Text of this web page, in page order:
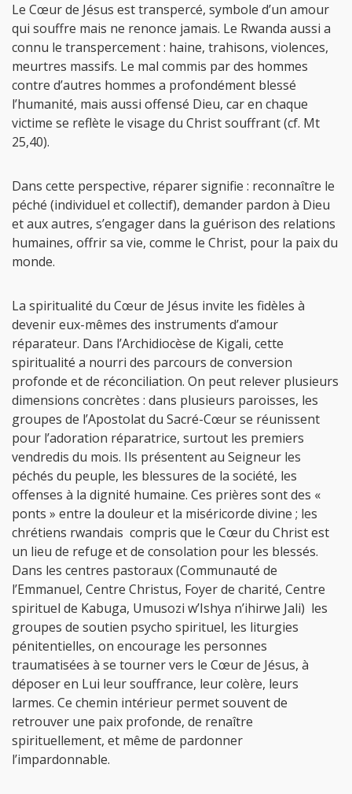
Le Cœur de Jésus est transpercé, symbole d’un amour
qui souffre mais ne renonce jamais. Le Rwanda aussi a
connu le transpercement : haine, trahisons, violences,
meurtres massifs. Le mal commis par des hommes
contre d’autres hommes a profondément blessé
l’humanité, mais aussi offensé Dieu, car en chaque
victime se reflète le visage du Christ souffrant (cf. Mt
25,40).
Dans cette perspective, réparer signifie : reconnaître le
péché (individuel et collectif), demander pardon à Dieu
et aux autres, s’engager dans la guérison des relations
humaines, offrir sa vie, comme le Christ, pour la paix du
monde.
La spiritualité du Cœur de Jésus invite les fidèles à
devenir eux-mêmes des instruments d’amour
réparateur. Dans l’Archidiocèse de Kigali, cette
spiritualité a nourri des parcours de conversion
profonde et de réconciliation. On peut relever plusieurs
dimensions concrètes : dans plusieurs paroisses, les
groupes de l’Apostolat du Sacré-Cœur se réunissent
pour l’adoration réparatrice, surtout les premiers
vendredis du mois. Ils présentent au Seigneur les
péchés du peuple, les blessures de la société, les
offenses à la dignité humaine. Ces prières sont des «
ponts » entre la douleur et la miséricorde divine ; les
chrétiens rwandais compris que le Cœur du Christ est
un lieu de refuge et de consolation pour les blessés.
Dans les centres pastoraux (Communauté de
l’Emmanuel, Centre Christus, Foyer de charité, Centre
spirituel de Kabuga, Umusozi w’Ishya n’ihirwe Jali) les
groupes de soutien psycho spirituel, les liturgies
pénitentielles, on encourage les personnes
traumatisées à se tourner vers le Cœur de Jésus, à
déposer en Lui leur souffrance, leur colère, leurs
larmes. Ce chemin intérieur permet souvent de
retrouver une paix profonde, de renaître
spirituellement, et même de pardonner
l’impardonnable.